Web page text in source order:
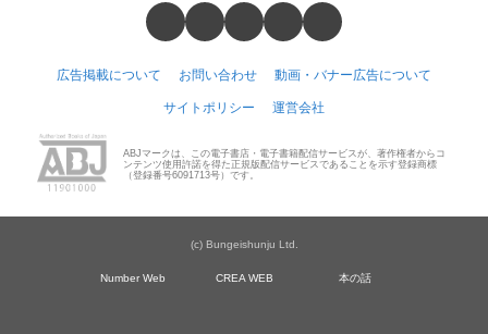
広告掲載について お問い合わせ 動画・バナー広告について
サイトポリシー 運営会社
ABJマークは、この電子書店・電子書籍配信サービスが、著作権者からコ
ンテンツ使用許諾を得た正規版配信サービスであることを示す登録商標
（登録番号6091713号）です。
(c) Bungeishunju Ltd.
Number Web CREA WEB 本の話